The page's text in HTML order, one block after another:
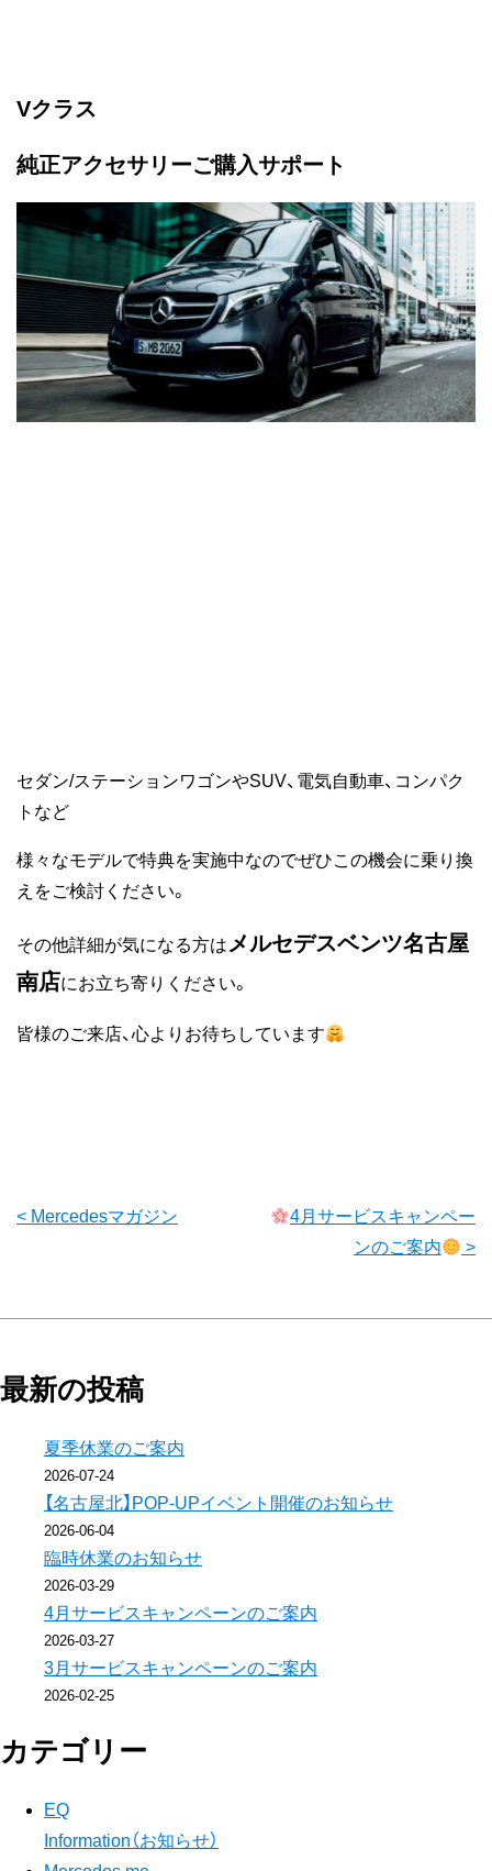
Vクラス
純正アクセサリーご購入サポート
セダン/ステーションワゴンやSUV、電気自動車、コンパク
トなど
様々なモデルで特典を実施中なのでぜひこの機会に乗り換
えをご検討ください。
その他詳細が気になる方は メルセデスベンツ名古屋
南店にお立ち寄りください。
皆様のご来店、心よりお待ちしています
前
の
記
事
へ
の
リ
ン
ク
< Mercedesマガジン
4月サービスキャンペー
ンのご案内
>
最新の投稿
夏季休業のご案内
2026-07-24
【名古屋北】POP-UPイベント開催のお知らせ
2026-06-04
臨時休業のお知らせ
2026-03-29
4月サービスキャンペーンのご案内
2026-03-27
3月サービスキャンペーンのご案内
2026-02-25
カテゴリー
EQ
Information（お知らせ）